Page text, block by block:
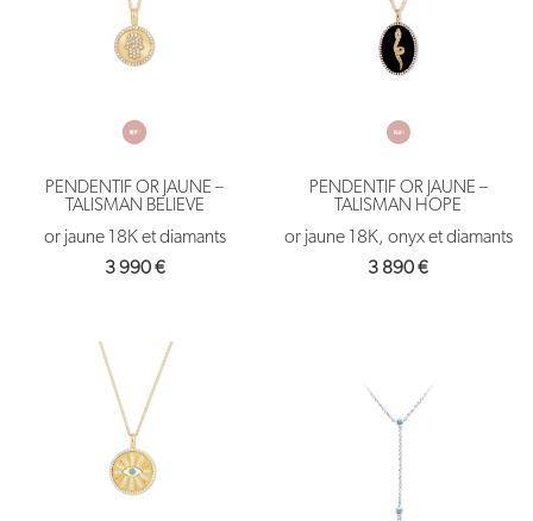
PENDENTIF OR JAUNE –
TALISMAN BELIEVE
or jaune 18K et diamants
3 990€
PENDENTIF OR JAUNE –
TALISMAN HOPE
or jaune 18K, onyx et diamants
3 890€